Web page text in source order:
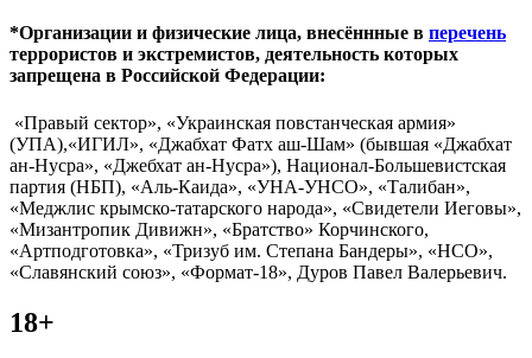
*Организации и физические лица, внесённные в перечень
террористов и экстремистов, деятельность которых
запрещена в Российской Федерации:
«Правый сектор», «Украинская повстанческая армия»
(УПА),«ИГИЛ», «Джабхат Фатх аш-Шам» (бывшая «Джабхат
ан-Нусра», «Джебхат ан-Нусра»), Национал-Большевистская
партия (НБП), «Аль-Каида», «УНА-УНСО», «Талибан»,
«Меджлис крымско-татарского народа», «Свидетели Иеговы»,
«Мизантропик Дивижн», «Братство» Корчинского,
«Артподготовка», «Тризуб им. Степана Бандеры», «НСО»,
«Славянский союз», «Формат-18», Дуров Павел Валерьевич.
18+